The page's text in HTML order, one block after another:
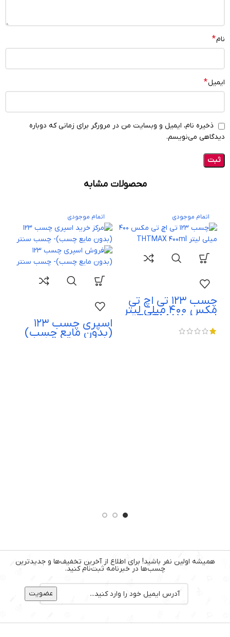
نام*
ایمیل*
ذخیره نام، ایمیل و وبسایت من در مرورگر برای زمانی که دوباره
دیدگاهی می‌نویسم.
محصولات مشابه
اتمام موجودی
چسب 123 تی اچ تی
مکس 400 میلی لیتر
THTMAX 400ml
اتمام موجودی
اسپری چسب 123
(بدون مایع چسب)
پرولاک- تک فیکس-
همیشه اولین نفر باشید! برای اطلاع از آخرین تخفیف‌ها و جدیدترین
چسب‌ها در خبرنامه ثبت‌نام کنید.